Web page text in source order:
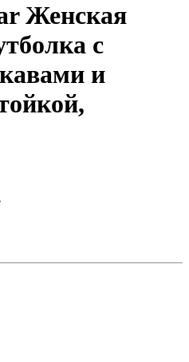
Женская
с
и